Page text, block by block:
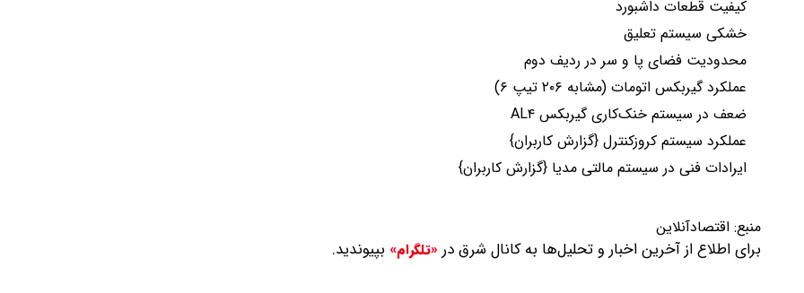
کیفیت قطعات داشبورد
خشکی سیستم تعلیق
محدودیت فضای پا و سر در ردیف دوم
عملکرد گیربکس اتومات (مشابه ۲۰۶ تیپ ۶)
ضعف در سیستم خنک‌کاری گیربکس AL۴
عملکرد سیستم کروزکنترل {گزارش کاربران}
ایرادات فنی در سیستم مالتی مدیا {گزارش کاربران}
منبع: اقتصادآنلاین
برای اطلاع از آخرین اخبار و تحلیل‌ها به کانال شرق در «تلگرام» بپیوندید.